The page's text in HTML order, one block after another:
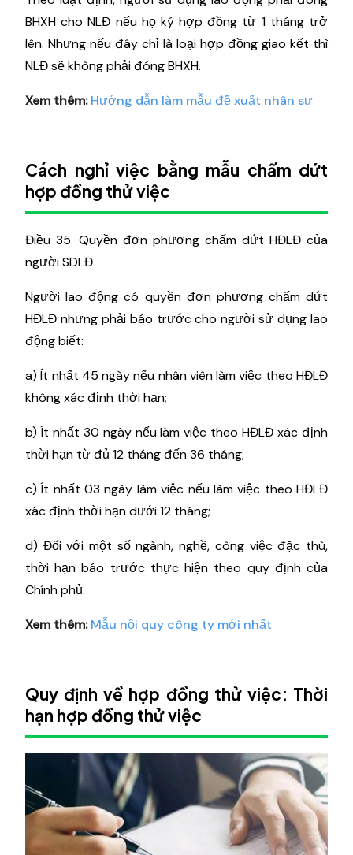
BHXH cho NLĐ nếu họ ký hợp đồng từ 1 tháng trở
lên. Nhưng nếu đây chỉ là loại hợp đồng giao kết thì
NLĐ sẽ không phải đóng BHXH.
Xem thêm: Hướng dẫn làm mẫu đề xuất nhân sự
Cách nghỉ việc bằng mẫu chấm dứt
hợp đồng thử việc
Điều 35. Quyền đơn phương chấm dứt HĐLĐ của
người SDLĐ
Người lao động có quyền đơn phương chấm dứt
HĐLĐ nhưng phải báo trước cho người sử dụng lao
động biết:
a) Ít nhất 45 ngày nếu nhân viên làm việc theo HĐLĐ
không xác định thời hạn;
b) Ít nhất 30 ngày nếu làm việc theo HĐLĐ xác định
thời hạn từ đủ 12 tháng đến 36 tháng;
c) Ít nhất 03 ngày làm việc nếu làm việc theo HĐLĐ
xác định thời hạn dưới 12 tháng;
d) Đối với một số ngành, nghề, công việc đặc thù,
thời hạn báo trước thực hiện theo quy định của
Chính phủ.
Xem thêm: Mẫu nội quy công ty mới nhất
Quy định về hợp đồng thử việc: Thời
hạn hợp đồng thử việc